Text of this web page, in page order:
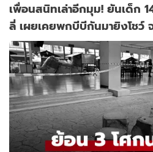
เพื่อนสนิทเล่าอีกมุม! ยันเด็ก
ลี่ เผยเคยพกบีบีกันมายิงโชว์